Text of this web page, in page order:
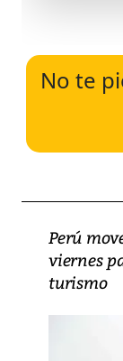
No te
Perú
viernes
turismo